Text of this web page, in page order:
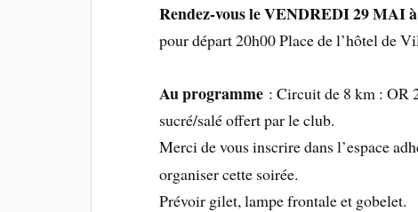
Rendez-vous le VENDREDI 29 MAI
pour départ 20h00 Place de l’hôtel de
Au programme : Circuit de 8 km : OR
sucré/salé offert par le club.
Merci de vous inscrire dans l’espace
organiser cette soirée.
Prévoir gilet, lampe frontale et gobelet.